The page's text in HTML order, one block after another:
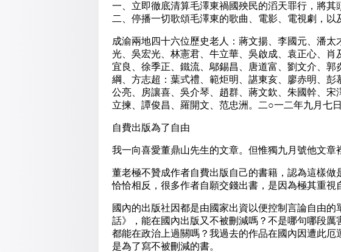
一、立即徹底清算毛澤東禍國殃民的滔天罪行，將其
二、停播一切歌頌毛澤東的歌曲、電影、電視劇，以
成渝兩地四十六位歷史老人：蔣文揚、李國元、潘
光、吳宏光、林憲君、牛立華、吳啟成、袁正心、
宜良、徐季正、鐵流、鄔錫昌、唐道富、劉文介、
綱、方志超：葉式禮、範炬明、諶東亥、廖赤明、
公亮、房讓喜、吳介琴、趙群、蔣文欽、朱國幹、
立揀、譚俊昌、羅開文、范忠洲。二○一二年九月七日
自費出版為了自由
我一向喜愛董鼎山先生的文章。但惟獨九月號他文章
董老極不贊成作者自費出版自己的書籍，認為這樣做
恰恰相反，很多作者自願交錢出書，是因為極其重視
國內的出版社因都是由國家出資以便控制言論自由
話》，能在國內出版又不被刪減嗎？不是哪句哪段
都能在政治上過關嗎？我過去的作品在國內因遭此
是為了寫不被刪減的書。